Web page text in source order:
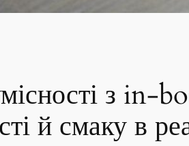
з in-
й смаку в